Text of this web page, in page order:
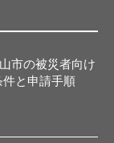
市の被災者向け
件と申請手順